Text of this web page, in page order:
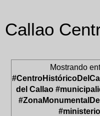
Callao
Mostrando
del Callao